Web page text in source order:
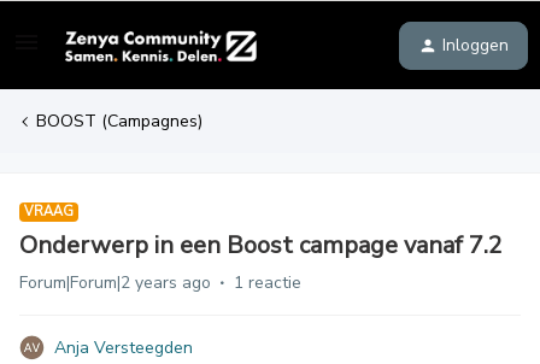
Inloggen
BOOST (Campagnes)
VRAAG
Onderwerp in een Boost campage vanaf 7.2
Forum|Forum|2 years ago 1 reactie
Anja Versteegden